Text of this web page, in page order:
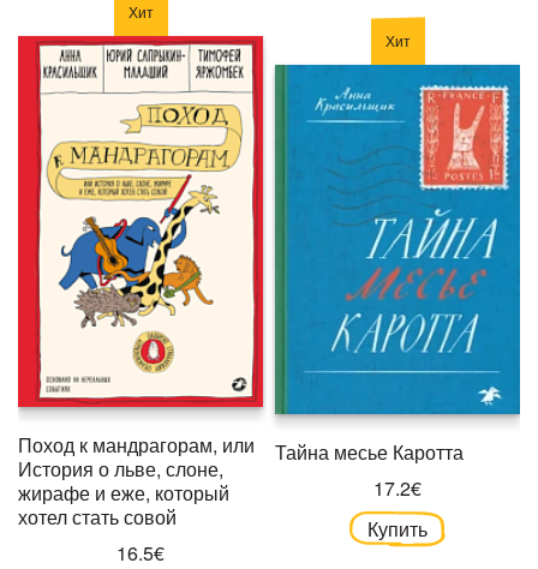
Хит
Поход к мандрагорам, или
История о льве, слоне,
жирафе и еже, который
хотел стать совой
16.5€
Хит
Тайна месье Каротта
17.2€
Купить